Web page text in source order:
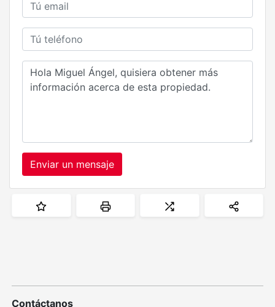
Enviar un mensaje
Contáctanos